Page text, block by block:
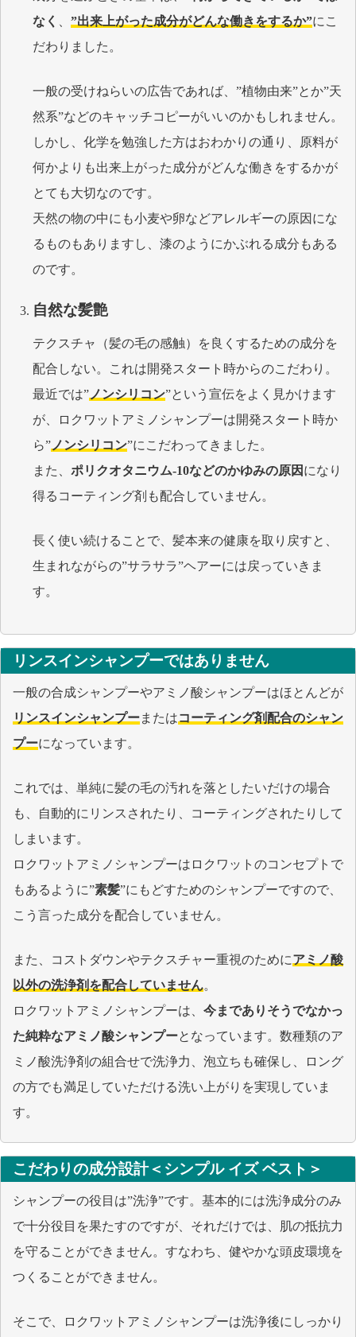
なく
”出来上がった成分がどんな働きをするか”にこ
だわりました。
一般の受けねらいの広告であれば、”植物由来”とか”天
然系”などのキャッチコピーがいいのかもしれません。
しかし、化学を勉強した方はおわかりの通り、原料が
何かよりも出来上がった成分がどんな働きをするかが
とても大切なのです。
天然の物の中にも小麦や卵などアレルギーの原因にな
るものもありますし、漆のようにかぶれる成分もある
のです。
自然な髪艶
テクスチャ（髪の毛の感触）を良くするための成分を
配合しない。これは開発スタート時からのこだわり。
最近では” ノンシリコン”という宣伝をよく見かけます
が、ロクワットアミノシャンプーは開発スタート時か
ら” ノンシリコン”にこだわってきました。
また、 ポリクオタニウム-10などのかゆみの原因 になり
得るコーティング剤も配合していません。
長く使い続けることで、髪本来の健康を取り戻すと、
生まれながらの”サラサラ”ヘアーには戻っていきま
す。
リンスインシャンプーではありません
一般の合成シャンプーやアミノ酸シャンプーはほとんどが
リンスインシャンプーまたはコーティング剤配合のシャン
プーになっています。
これでは、単純に髪の毛の汚れを落としたいだけの場合
も、自動的にリンスされたり、コーティングされたりして
しまいます。
ロクワットアミノシャンプーはロクワットのコンセプトで
もあるように”素髪”にもどすためのシャンプーですので、
こう言った成分を配合していません。
また、コストダウンやテクスチャー重視のためにアミノ酸
以外の洗浄剤を配合していません。
ロクワットアミノシャンプーは、 今までありそうでなかっ
た純粋なアミノ酸シャンプーとなっています。数種類のア
ミノ酸洗浄剤の組合せで洗浄力、泡立ちも確保し、ロング
の方でも満足していただける洗い上がりを実現していま
す。
こだわりの成分設計＜シンプル イズ ベスト＞
シャンプーの役目は”洗浄”です。基本的には洗浄成分のみ
で十分役目を果たすのですが、それだけでは、肌の抵抗力
を守ることができません。すなわち、健やかな頭皮環境を
つくることができません。
そこで、ロクワットアミノシャンプーは洗浄後にしっかり